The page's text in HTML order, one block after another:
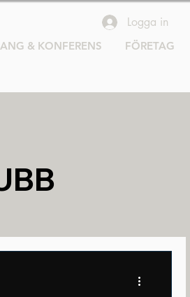
& KONFERENS FÖRETAG
Logga in